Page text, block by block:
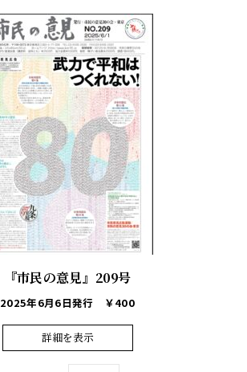
『市民の意見』209号
2025年6月6日発行 ￥400
詳細を表示